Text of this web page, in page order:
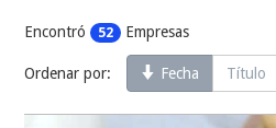
Encontró 52 Empresas
Ordenar por: Fecha Título